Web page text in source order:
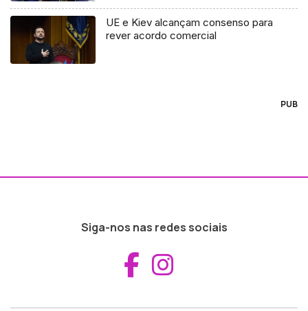
UE e Kiev alcançam consenso para
rever acordo comercial
PUB
Siga-nos nas redes sociais
Aceder ao